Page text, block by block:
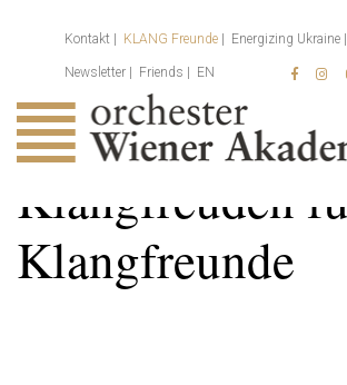
Kontakt KLANG Freunde Energizing Ukraine
Newsletter Friends EN
Klangfreuden
Klangfreunde